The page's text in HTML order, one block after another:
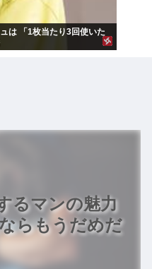
は 「1枚当たり3回使いた
るマンの魅力
らもうだめだ